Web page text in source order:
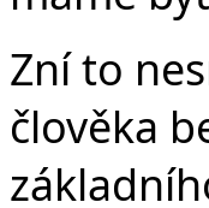
Zní to
člověka